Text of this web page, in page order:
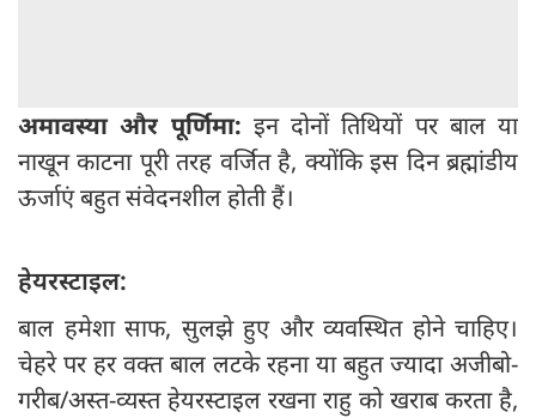
अमावस्या और पूर्णिमा: इन दोनों तिथियों पर बाल या
नाखून काटना पूरी तरह वर्जित है, क्योंकि इस दिन ब्रह्मांडीय
ऊर्जाएं बहुत संवेदनशील होती हैं।
हेयरस्टाइल:
बाल हमेशा साफ, सुलझे हुए और व्यवस्थित होने चाहिए।
चेहरे पर हर वक्त बाल लटके रहना या बहुत ज्यादा अजीबो-
गरीब/अस्त-व्यस्त हेयरस्टाइल रखना राहु को खराब करता है,